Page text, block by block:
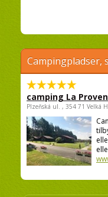
Campingpladser,
camping La
Plzeňská ul. , 354 71 Velká